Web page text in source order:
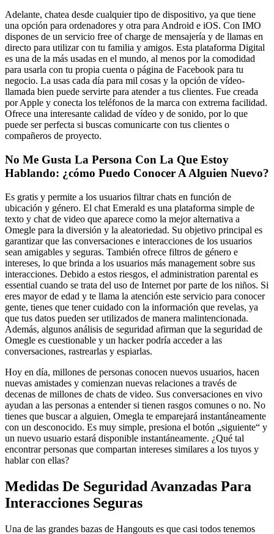
Adelante, chatea desde cualquier tipo de dispositivo, ya que tiene
una opción para ordenadores y otra para Android e iOS. Con IMO
dispones de un servicio free of charge de mensajería y de llamas en
directo para utilizar con tu familia y amigos. Esta plataforma Digital
es una de la más usadas en el mundo, al menos por la comodidad
para usarla con tu propia cuenta o página de Facebook para tu
negocio. La usas cada día para mil cosas y la opción de vídeo-
llamada bien puede servirte para atender a tus clientes. Fue creada
por Apple y conecta los teléfonos de la marca con extrema facilidad.
Ofrece una interesante calidad de vídeo y de sonido, por lo que
puede ser perfecta si buscas comunicarte con tus clientes o
compañeros de proyecto.
No Me Gusta La Persona Con La Que Estoy
Hablando: ¿cómo Puedo Conocer A Alguien Nuevo?
Es gratis y permite a los usuarios filtrar chats en función de
ubicación y género. El chat Emerald es una plataforma simple de
texto y chat de video que aparece como la mejor alternativa a
Omegle para la diversión y la aleatoriedad. Su objetivo principal es
garantizar que las conversaciones e interacciones de los usuarios
sean amigables y seguras. También ofrece filtros de género e
intereses, lo que brinda a los usuarios más management sobre sus
interacciones. Debido a estos riesgos, el administration parental es
essential cuando se trata del uso de Internet por parte de los niños. Si
eres mayor de edad y te llama la atención este servicio para conocer
gente, tienes que tener cuidado con la información que revelas, ya
que tus datos pueden ser utilizados de manera malintencionada.
Además, algunos análisis de seguridad afirman que la seguridad de
Omegle es cuestionable y un hacker podría acceder a las
conversaciones, rastrearlas y espiarlas.
Hoy en día, millones de personas conocen nuevos usuarios, hacen
nuevas amistades y comienzan nuevas relaciones a través de
decenas de millones de chats de video. Sus conversaciones en vivo
ayudan a las personas a entender si tienen rasgos comunes o no. No
tienes que buscar a alguien, Omegla te emparejará instantáneamente
con un desconocido. Es muy simple, presiona el botón „siguiente“ y
un nuevo usuario estará disponible instantáneamente. ¿Qué tal
encontrar personas que compartan intereses similares a los tuyos y
hablar con ellas?
Medidas De Seguridad Avanzadas Para
Interacciones Seguras
Una de las grandes bazas de Hangouts es que casi todos tenemos